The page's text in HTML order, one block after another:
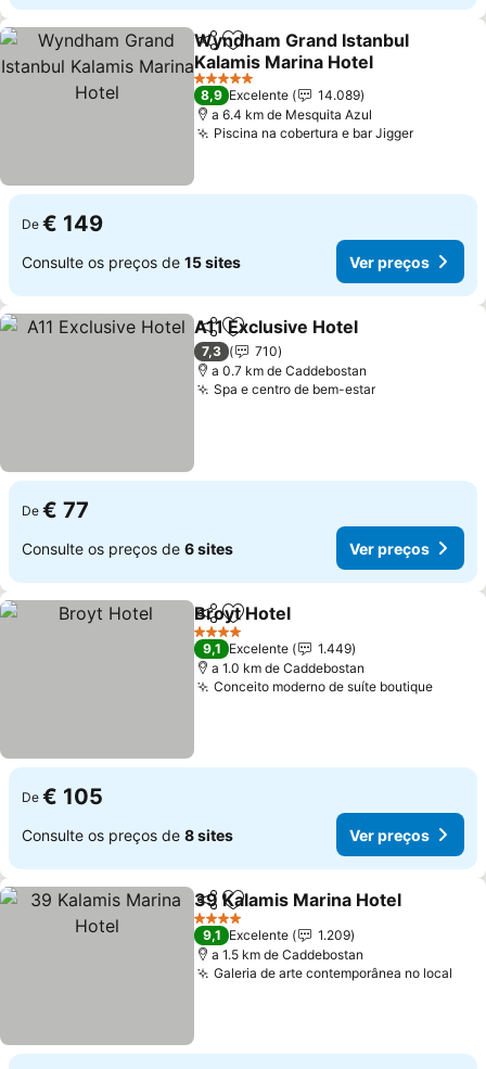
PartilharAdicionar aos favoritos
Wyndham Grand Istanbul
Kalamis Marina Hotel
5 Estrelas
8,9 Excelente
14.089
a 6.4 km de Mesquita Azul
Piscina na cobertura e bar Jigger
De € 149
Consulte os preços de 15 sites Ver preços
PartilharAdicionar aos favoritos
A11 Exclusive Hotel
7,3
710
a 0.7 km de Caddebostan
Spa e centro de bem-estar
De € 77
Consulte os preços de 6 sites Ver preços
PartilharAdicionar aos favoritos
Broyt Hotel
4 Estrelas
9,1 Excelente
1.449
a 1.0 km de Caddebostan
Conceito moderno de suíte boutique
De € 105
Consulte os preços de 8 sites Ver preços
PartilharAdicionar aos favoritos
39 Kalamis Marina Hotel
4 Estrelas
9,1 Excelente
1.209
a 1.5 km de Caddebostan
Galeria de arte contemporânea no local